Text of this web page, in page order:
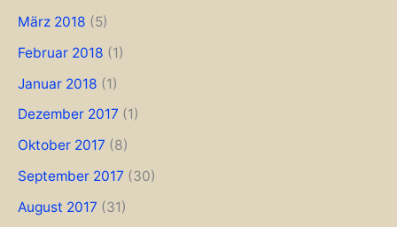
März 2018 (5)
Februar 2018 (1)
Januar 2018 (1)
Dezember 2017 (1)
Oktober 2017 (8)
September 2017 (30)
August 2017 (31)